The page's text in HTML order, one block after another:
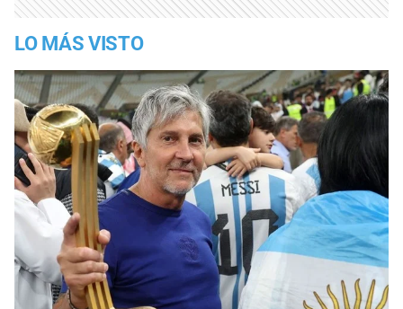
LO MÁS VISTO